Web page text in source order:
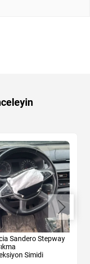
Stepway
Simidi